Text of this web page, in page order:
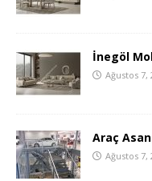
İnegöl
Ağustos 7,
Araç
Ağustos 7,